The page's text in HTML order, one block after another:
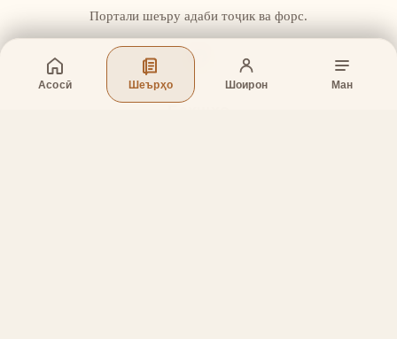
Асосӣ Шеърҳо Шоирон Ман
Портали шеъру адаби тоҷик ва форс.